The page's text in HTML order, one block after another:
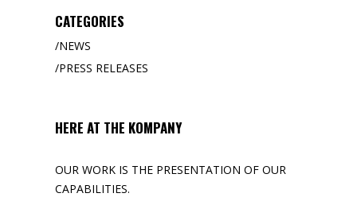
CATEGORIES
NEWS
PRESS RELEASES
HERE AT THE KOMPANY
OUR WORK IS THE PRESENTATION OF OUR
CAPABILITIES.